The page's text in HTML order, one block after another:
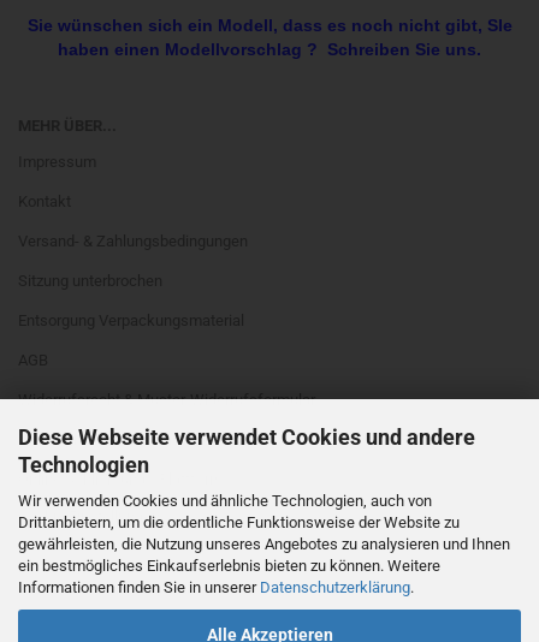
Diese Webseite verwendet Cookies und andere
Technologien
Wir verwenden Cookies und ähnliche Technologien, auch von
Drittanbietern, um die ordentliche Funktionsweise der Website zu
gewährleisten, die Nutzung unseres Angebotes zu analysieren und Ihnen
ein bestmögliches Einkaufserlebnis bieten zu können. Weitere
Informationen finden Sie in unserer Datenschutzerklärung.
Alle Akzeptieren
Sie wünschen sich ein Modell, dass es noch nicht gibt, SIe
haben einen Modellvorschlag ? Schreiben Sie uns.
Widerrufsrecht & Muster-Widerrufsformular
Privatsphäre und Datenschutz
Online Schlichtungs-Plattform
Cookie Einstellungen